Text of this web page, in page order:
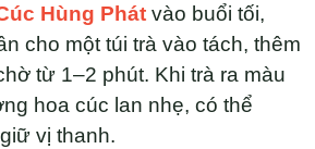
Hùng Phát vào buổi tối,
cho một túi trà vào tách, thêm
từ 1–2 phút. Khi trà ra màu
hoa cúc lan nhẹ, có thể
vị thanh.